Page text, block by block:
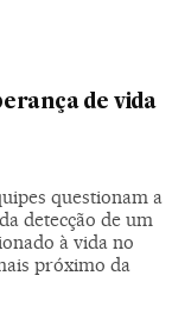
de vida
questionam a
detecção de um
à vida no
próximo da